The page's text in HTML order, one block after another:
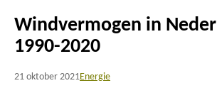
Kruimelpad
Windvermogen in
1990-2020
21 oktober 2021Energie